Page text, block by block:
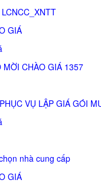
GIÁ
MỜI CHÀO GIÁ 1357
VỤ LẬP GIÁ GÓI
nhà cung cấp
GIÁ